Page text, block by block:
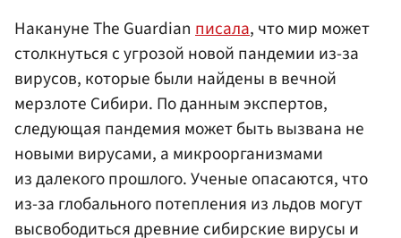
Накануне The Guardian писала, что мир может
столкнуться с угрозой новой пандемии из-за
вирусов, которые были найдены в вечной
мерзлоте Сибири. По данным экспертов,
следующая пандемия может быть вызвана не
новыми вирусами, а микроорганизмами
из далекого прошлого. Ученые опасаются, что
из-за глобального потепления из льдов могут
высвободиться древние сибирские вирусы и